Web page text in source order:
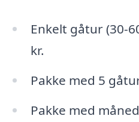
Enkelt gåtur (30-
kr.
Pakke med 5
Pakke med